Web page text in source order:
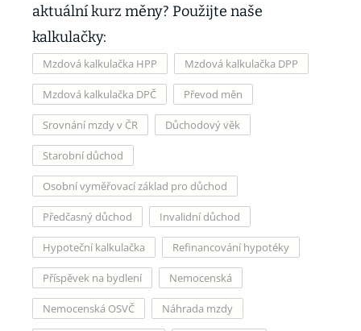
aktuální kurz měny? Použijte naše
kalkulačky:
Mzdová kalkulačka HPP Mzdová kalkulačka DPP
Mzdová kalkulačka DPČ Převod měn
Srovnání mzdy v ČR Důchodový věk
Starobní důchod
Osobní vyměřovací základ pro důchod
Předčasný důchod Invalidní důchod
Hypoteční kalkulačka Refinancování hypotéky
Příspěvek na bydlení Nemocenská
Nemocenská OSVČ Náhrada mzdy